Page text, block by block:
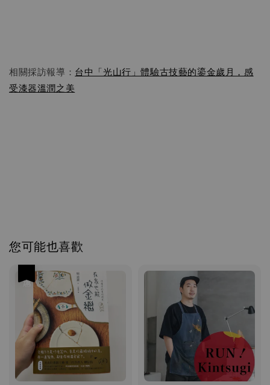
相關採訪報導：台中「光山行」體驗古技藝的鎏金歲月，感
受漆器溫潤之美
您可能也喜歡